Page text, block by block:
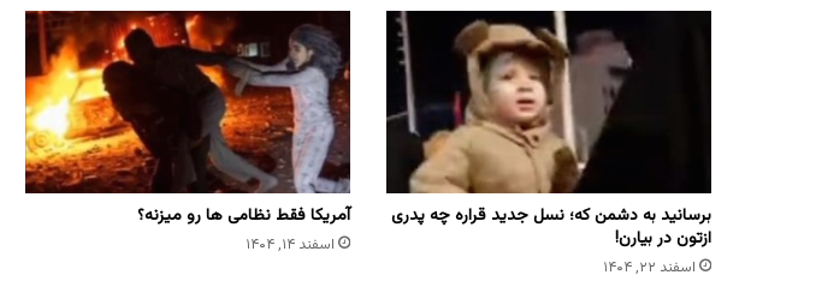
برسانید به دشمن که؛ نسل جدید قراره چه پدری
ازتون در بیارن!
اسفند ۲۲, ۱۴۰۴
آمریکا فقط نظامی ها رو میزنه؟
اسفند ۱۴, ۱۴۰۴